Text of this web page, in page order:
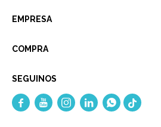
EMPRESA
COMPRA
SEGUINOS
    